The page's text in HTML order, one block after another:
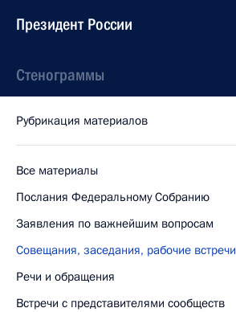
Президент России
Стенограммы
Рубрикация материалов
Все материалы
Послания Федеральному Собранию
Заявления по важнейшим вопросам
Совещания, заседания, рабочие встречи
Речи и обращения
Встречи с представителями сообществ